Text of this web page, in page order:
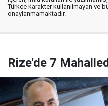
Türkçe karakter kullanılmayan ve
onaylanmamaktadır.
Rize'de 7